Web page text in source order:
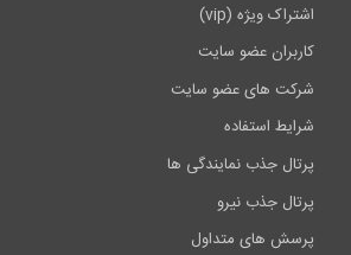
اشتراک ویژه (vip)
کاربران عضو سایت
شرکت های عضو سایت
شرایط استفاده
پرتال جذب نمایندگی ها
پرتال جذب نیرو
پرسش های متداول